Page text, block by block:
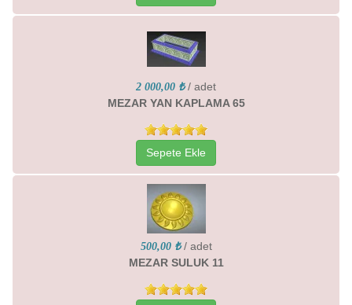
2 000,00 ₺ / adet
MEZAR YAN KAPLAMA 65
Sepete Ekle
500,00 ₺ / adet
MEZAR SULUK 11